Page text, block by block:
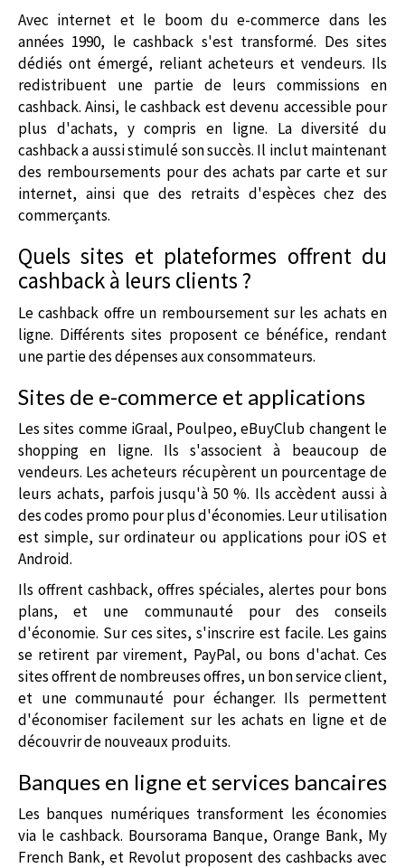
Avec internet et le boom du e-commerce dans les
années 1990, le cashback s'est transformé. Des sites
dédiés ont émergé, reliant acheteurs et vendeurs. Ils
redistribuent une partie de leurs commissions en
cashback. Ainsi, le cashback est devenu accessible pour
plus d'achats, y compris en ligne. La diversité du
cashback a aussi stimulé son succès. Il inclut maintenant
des remboursements pour des achats par carte et sur
internet, ainsi que des retraits d'espèces chez des
commerçants.
Quels sites et plateformes offrent du
cashback à leurs clients ?
Le cashback offre un remboursement sur les achats en
ligne. Différents sites proposent ce bénéfice, rendant
une partie des dépenses aux consommateurs.
Sites de e-commerce et applications
Les sites comme iGraal, Poulpeo, eBuyClub changent le
shopping en ligne. Ils s'associent à beaucoup de
vendeurs. Les acheteurs récupèrent un pourcentage de
leurs achats, parfois jusqu'à 50 %. Ils accèdent aussi à
des codes promo pour plus d'économies. Leur utilisation
est simple, sur ordinateur ou applications pour iOS et
Android.
Ils offrent cashback, offres spéciales, alertes pour bons
plans, et une communauté pour des conseils
d'économie. Sur ces sites, s'inscrire est facile. Les gains
se retirent par virement, PayPal, ou bons d'achat. Ces
sites offrent de nombreuses offres, un bon service client,
et une communauté pour échanger. Ils permettent
d'économiser facilement sur les achats en ligne et de
découvrir de nouveaux produits.
Banques en ligne et services bancaires
Les banques numériques transforment les économies
via le cashback. Boursorama Banque, Orange Bank, My
French Bank, et Revolut proposent des cashbacks avec